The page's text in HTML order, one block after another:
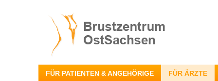
FÜR PATIENTEN & ANGEHÖRIGE FÜR ÄRZTE